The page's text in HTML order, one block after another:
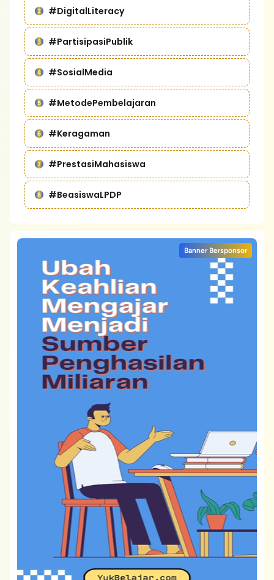
#DigitalLiteracy
#PartisipasiPublik
#SosialMedia
#MetodePembelajaran
#Keragaman
#PrestasiMahasiswa
#BeasiswaLPDP
Banner Bersponsor